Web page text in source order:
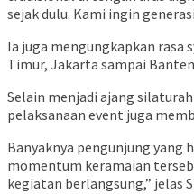
sejak dulu. Kami ingin
Ia juga mengungkapkan rasa
Timur, Jakarta sampai
Selain menjadi ajang
pelaksanaan event juga
Banyaknya pengunjung
momentum keramaian
kegiatan berlangsung,” jelas